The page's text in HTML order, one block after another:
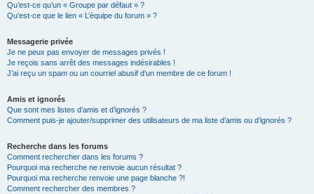
Qu’est-ce qu’un « Groupe par défaut » ?
Qu’est-ce que le lien « L’équipe du forum » ?
Messagerie privée
Je ne peux pas envoyer de messages privés !
Je reçois sans arrêt des messages indésirables !
J’ai reçu un spam ou un courriel abusif d’un membre de ce forum !
Amis et ignorés
Que sont mes listes d’amis et d’ignorés ?
Comment puis-je ajouter/supprimer des utilisateurs de ma liste d’amis ou d’ignorés ?
Recherche dans les forums
Comment rechercher dans les forums ?
Pourquoi ma recherche ne renvoie aucun résultat ?
Pourquoi ma recherche renvoie une page blanche ?!
Comment rechercher des membres ?